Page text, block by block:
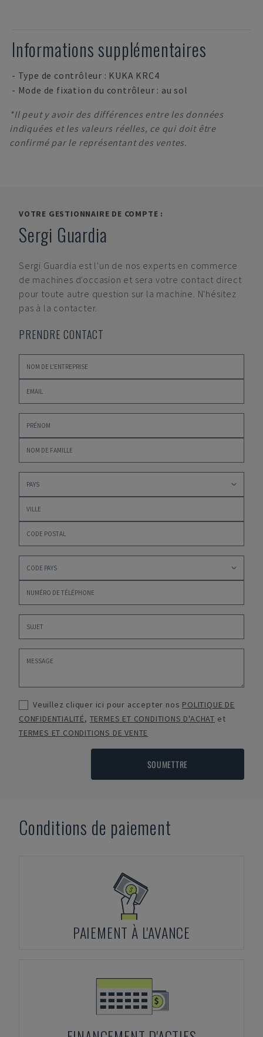
Informations supplémentaires
- Type de contrôleur : KUKA KRC4
- Mode de fixation du contrôleur : au sol
*Il peut y avoir des différences entre les données
indiquées et les valeurs réelles, ce qui doit être
confirmé par le représentant des ventes.
VOTRE GESTIONNAIRE DE COMPTE :
Sergi Guardia
Sergi Guardia est l'un de nos experts en commerce
de machines d'occasion et sera votre contact direct
pour toute autre question sur la machine. N'hésitez
pas à la contacter.
PRENDRE CONTACT
Veuillez cliquer ici pour accepter nos POLITIQUE DE
CONFIDENTIALITÉ, TERMES ET CONDITIONS D'ACHAT et
TERMES ET CONDITIONS DE VENTE
SOUMETTRE
Conditions de paiement
PAIEMENT À L'AVANCE